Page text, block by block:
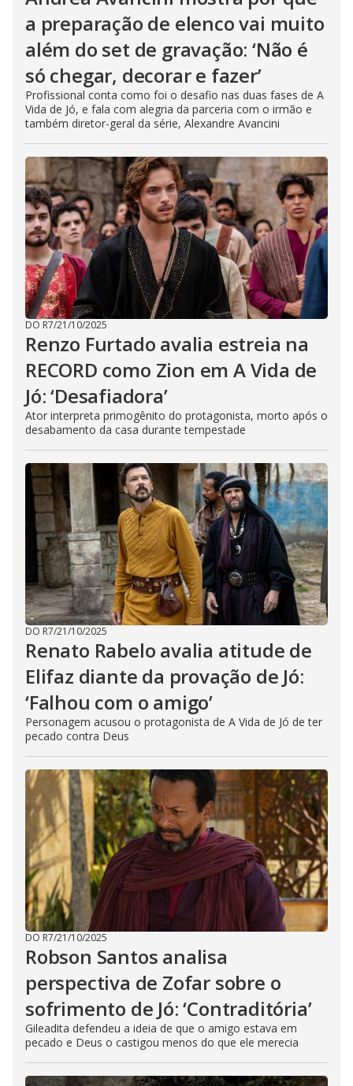
a preparação de elenco vai muito
além do set de gravação: ‘Não é
só chegar, decorar e fazer’
Profissional conta como foi o desafio nas duas fases de A
Vida de Jó, e fala com alegria da parceria com o irmão e
também diretor-geral da série, Alexandre Avancini
DO R7/21/10/2025
Renzo Furtado avalia estreia na
RECORD como Zion em A Vida de
Jó: ‘Desafiadora’
Ator interpreta primogênito do protagonista, morto após o
desabamento da casa durante tempestade
DO R7/21/10/2025
Renato Rabelo avalia atitude de
Elifaz diante da provação de Jó:
‘Falhou com o amigo’
Personagem acusou o protagonista de A Vida de Jó de ter
pecado contra Deus
DO R7/21/10/2025
Robson Santos analisa
perspectiva de Zofar sobre o
sofrimento de Jó: ‘Contraditória’
Gileadita defendeu a ideia de que o amigo estava em
pecado e Deus o castigou menos do que ele merecia